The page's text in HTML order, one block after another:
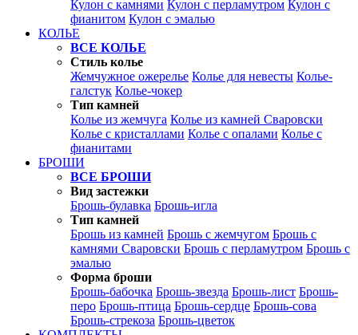
Кулон с камнями Кулон с перламутром Кулон с
фианитом Кулон с эмалью
КОЛЬЕ
ВСЕ КОЛЬЕ
Стиль колье
Жемчужное ожерелье Колье для невесты Колье-
галстук Колье-чокер
Тип камней
Колье из жемчуга Колье из камней Сваровски
Колье с кристаллами Колье с опалами Колье с
фианитами
БРОШИ
ВСЕ БРОШИ
Вид застежки
Брошь-булавка Брошь-игла
Тип камней
Брошь из камней Брошь с жемчугом Брошь с
камнями Сваровски Брошь с перламутром Брошь с
эмалью
Форма броши
Брошь-бабочка Брошь-звезда Брошь-лист Брошь-
перо Брошь-птица Брошь-сердце Брошь-сова
Брошь-стрекоза Брошь-цветок